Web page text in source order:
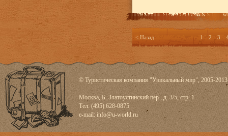
< Назад 1 2 3
© Туристическая компания "Уникальный мир", 2005-2013
Москва, Б. Златоустинский пер., д. 3/5, стр. 1
Тел. (495) 628-0875
e-mail: info@u-world.ru